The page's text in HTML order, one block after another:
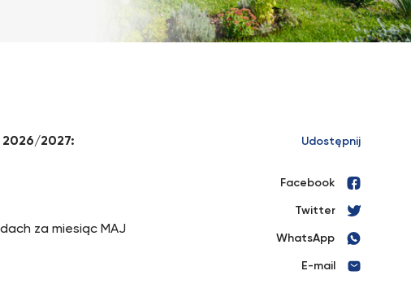
2026/2027:
za miesiąc MAJ
Udostępnij
Facebook
Twitter
WhatsApp
E-mail